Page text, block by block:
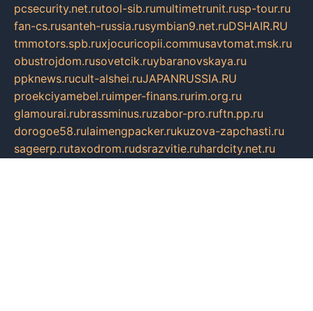
pcsecurity.net.rutool-sib.rumultimetrunit.rusp-tour.ru
fan-cs.rusanteh-russia.rusymbian9.net.ruDSHAIR.RU
tmmotors.spb.ruxjocuricopii.commusavtomat.msk.ru
obustrojdom.rusovetcik.ruybaranovskaya.ru
ppknews.rucult-alshei.ruJAPANRUSSIA.RU
proekciyamebel.ruimper-finans.rurim.org.ru
glamourai.rubrassminus.ruzabor-pro.ruftn.pp.ru
dorogoe58.rulaimengpacker.rukuzova-zapchasti.ru
sageerp.rutaxodrom.rudsrazvitie.ruhardcity.net.ru